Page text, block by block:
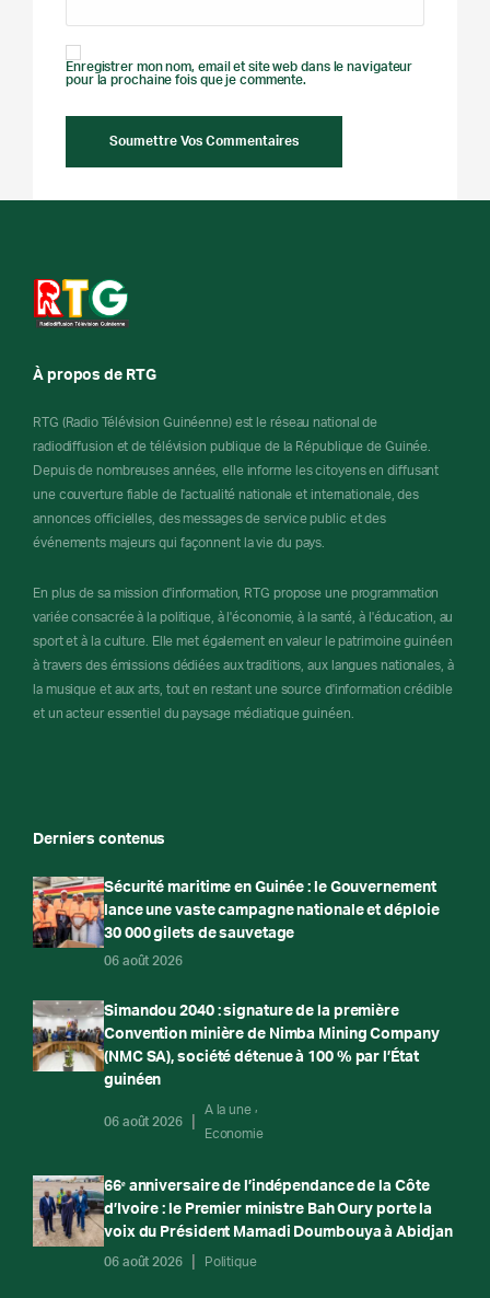
Enregistrer mon nom, email et site web dans le navigateur
pour la prochaine fois que je commente.
À propos de RTG
RTG (Radio Télévision Guinéenne) est le réseau national de
radiodiffusion et de télévision publique de la République de Guinée.
Depuis de nombreuses années, elle informe les citoyens en diffusant
une couverture fiable de l'actualité nationale et internationale, des
annonces officielles, des messages de service public et des
événements majeurs qui façonnent la vie du pays.
En plus de sa mission d'information, RTG propose une programmation
variée consacrée à la politique, à l'économie, à la santé, à l'éducation, au
sport et à la culture. Elle met également en valeur le patrimoine guinéen
à travers des émissions dédiées aux traditions, aux langues nationales, à
la musique et aux arts, tout en restant une source d'information crédible
et un acteur essentiel du paysage médiatique guinéen.
Derniers contenus
Sécurité maritime en Guinée : le Gouvernement
lance une vaste campagne nationale et déploie
30 000 gilets de sauvetage
06 août 2026
Simandou 2040 : signature de la première
Convention minière de Nimba Mining Company
(NMC SA), société détenue à 100 % par l’État
guinéen
06 août 2026
A la une
Economie
66ᵉ anniversaire de l’indépendance de la Côte
d’Ivoire : le Premier ministre Bah Oury porte la
voix du Président Mamadi Doumbouya à Abidjan
06 août 2026 Politique